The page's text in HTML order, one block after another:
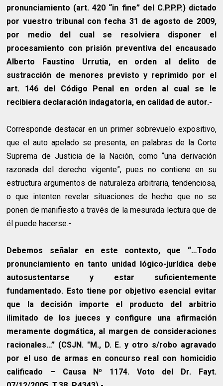
pronunciamiento (art. 420 “in fine” del C.P.P.P.) dictado
por vuestro tribunal con fecha 31 de agosto de 2009,
por medio del cual se resolviera disponer el
procesamiento con prisión preventiva del encausado
Alberto Faustino Urrutia, en orden al delito de
sustracción de menores previsto y reprimido por el
art. 146 del Código Penal en orden al cual se le
recibiera declaración indagatoria, en calidad de autor.-
Corresponde destacar en un primer sobrevuelo expositivo,
que el auto apelado se presenta, en palabras de la Corte
Suprema de Justicia de la Nación, como “una derivación
razonada del derecho vigente”, pues no contiene en su
estructura argumentos de naturaleza arbitraria, tendenciosa,
o que intenten revelar situaciones de hecho que no se
ponen de manifiesto a través de la mesurada lectura que de
él puede hacerse.-
Debemos señalar en este contexto, que “…Todo
pronunciamiento en tanto unidad lógico-jurídica debe
autosustentarse y estar suficientemente
fundamentado. Esto tiene por objetivo esencial evitar
que la decisión importe el producto del arbitrio
ilimitado de los jueces y configure una afirmación
meramente dogmática, al margen de consideraciones
racionales…” (CSJN. "M., D. E. y otro s/robo agravado
por el uso de armas en concurso real con homicidio
calificado – Causa Nº 1174. Voto del Dr. Fayt.